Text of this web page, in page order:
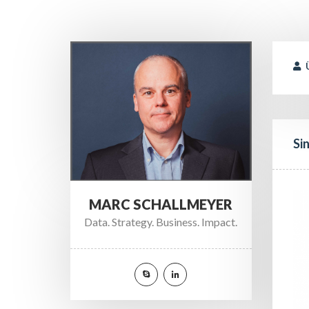
MARC SCHALLMEYER
Data. Strategy. Business. Impact.